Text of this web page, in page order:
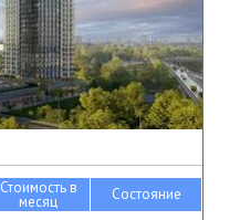
Стоимость в
месяц Состояние